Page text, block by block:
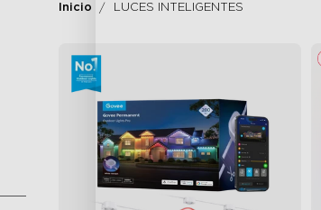
Inicio LUCES INTELIGENTES